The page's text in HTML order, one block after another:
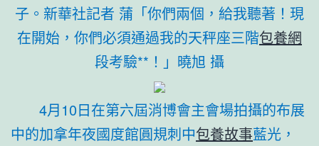
子。新華社記者 蒲「你們兩個，給我聽著！現
在開始，你們必須通過我的天秤座三階包養網
段考驗**！」曉旭 攝
4月10日在第六屆消博會主會場拍攝的布展
中的加拿年夜國度館圓規刺中包養故事藍光，